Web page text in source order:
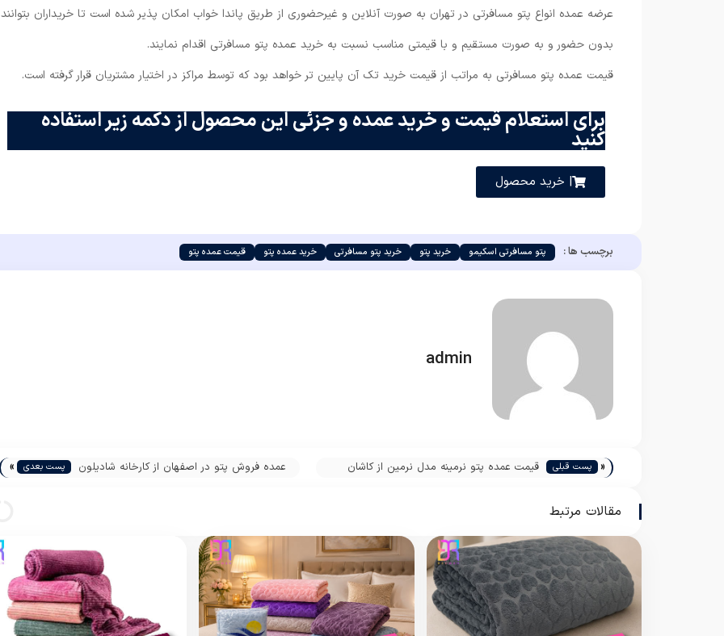
عرضه عمده انواع پتو مسافرتی در تهران به صورت آنلاین و غیرحضوری از طریق پاندا خواب امکان پذیر شده است تا خریداران بتوانند
بدون حضور و به صورت مستقیم و با قیمتی مناسب نسبت به خرید عمده پتو مسافرتی اقدام نمایند.
قیمت عمده پتو مسافرتی به مراتب از قیمت خرید تک آن پایین تر خواهد بود که توسط مراکز در اختیار مشتریان قرار گرفته است.
برای استعلام قیمت و خرید عمده و جزئی این محصول از دکمه زیر استفاده
کنید
| خرید محصول
برچسب ها : پتو مسافرتی اسکیمو خرید پتو خرید پتو مسافرتی خرید عمده پتو قیمت عمده پتو
admin
« پست قبلی قیمت عمده پتو نرمینه مدل نرمین از کاشان عمده فروش پتو در اصفهان از کارخانه شادیلون پست بعدی »
مقالات مرتبط